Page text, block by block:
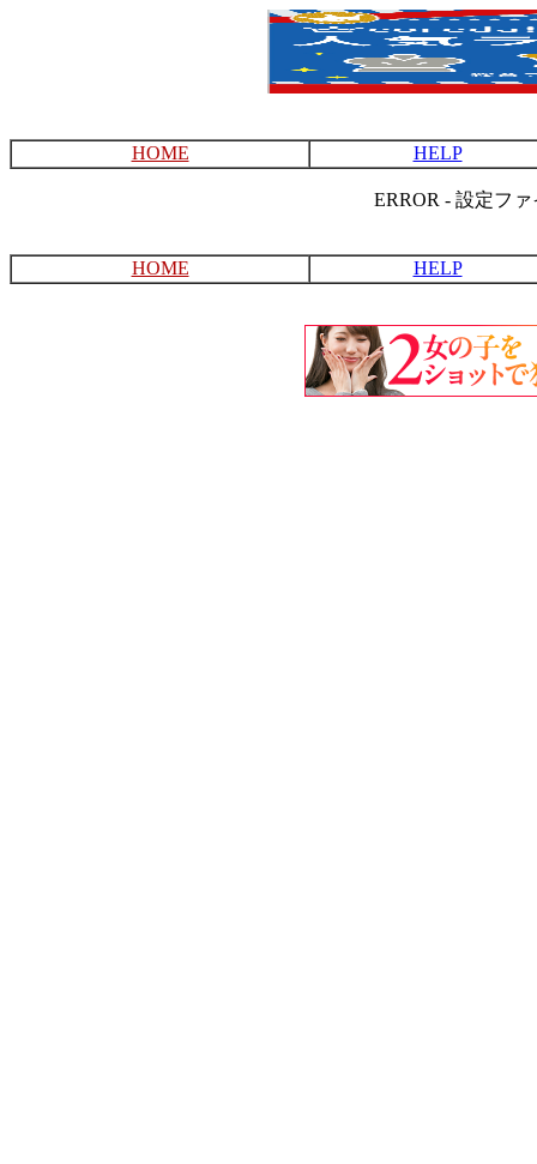
HOME HELP
ERROR - 設定フ
HOME HELP